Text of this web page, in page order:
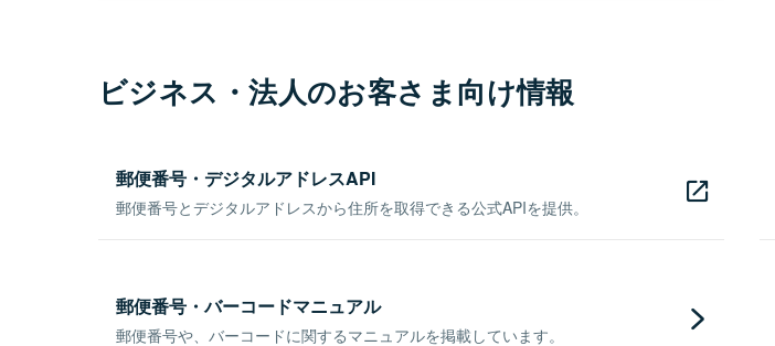
ビジネス・法人のお客さま向け情報
郵便番号・デジタルアドレスAPI
郵便番号とデジタルアドレスから住所を取得できる公式APIを提供。
郵便番号・バーコードマニュアル
郵便番号や、バーコードに関するマニュアルを掲載しています。